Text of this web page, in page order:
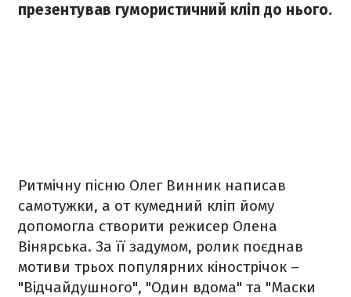
презентував гумористичний кліп до нього.
Ритмічну пісню Олег Винник написав
самотужки, а от кумедний кліп йому
допомогла створити режисер Олена
Вінярська. За її задумом, ролик поєднав
мотиви трьох популярних кінострічок –
"Відчайдушного", "Один вдома" та "Маски